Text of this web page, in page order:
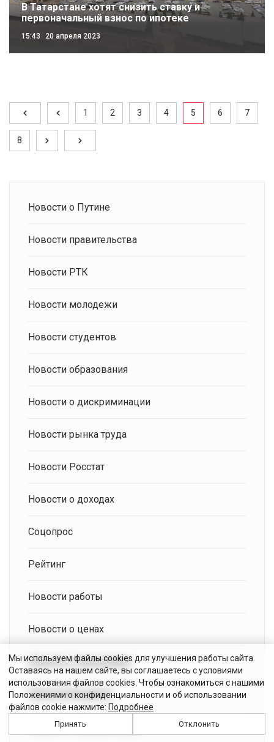
В Татарстане хотят снизить ставку и
первоначальный взнос по ипотеке
15:43 20 апреля 2023
1 2 3 4 5 6 7
8
Новости о Путине
Новости правительства
Новости РТК
Новости молодежи
Новости студентов
Новости образования
Новости о дискриминации
Новости рынка труда
Новости Росстат
Новости о доходах
Соцопрос
Рейтинг
Новости работы
Новости о ценах
Новости о чиновниках
Новости бюджета
Новости о бюджетниках
Мы используем файлы cookies для улучшения работы сайта.
Оставаясь на нашем сайте, вы соглашаетесь с условиями
использования файлов cookies. Чтобы ознакомиться с нашими
Положениями о конфиденциальности и об использовании
файлов cookie нажмите: Подробнее
Принять Отклонить